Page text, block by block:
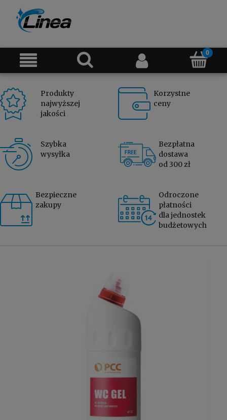
Produkty
najwyższej
jakości
Korzystne
ceny
Szybka
wysyłka
Bezpłatna
dostawa
od 300 zł
Bezpieczne
zakupy
Odroczone
płatności
dla jednostek
budżetowych